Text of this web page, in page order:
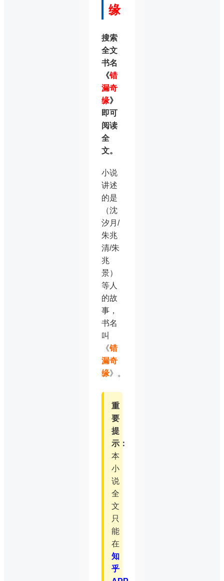
缘
搜索
全文
书名
《错
漏奇
缘》
即可
阅读
全
文。
小说
讲述
的是
（沈
汐月/
朱兆
清/朱
兆
景）
等人
的故
事，
书名
叫
《错
漏奇
缘》。
重
要
提
示：
本
小
说
全
文
只
能
在
知
乎